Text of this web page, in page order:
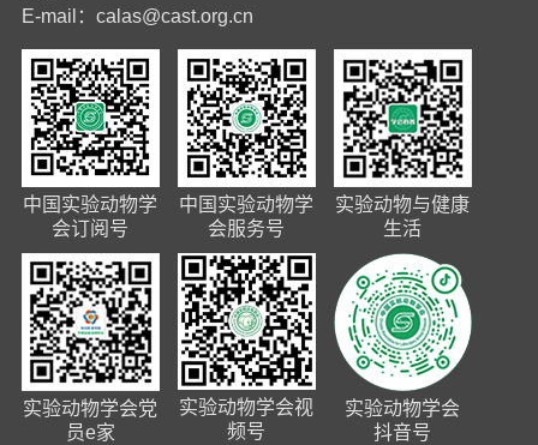
E-mail： calas@cast.org.cn
中国实验动物学
会订阅号
中国实验动物学
会服务号
实验动物与健康
生活
实验动物学会党
员e家
实验动物学会视
频号
实验动物学会
抖音号